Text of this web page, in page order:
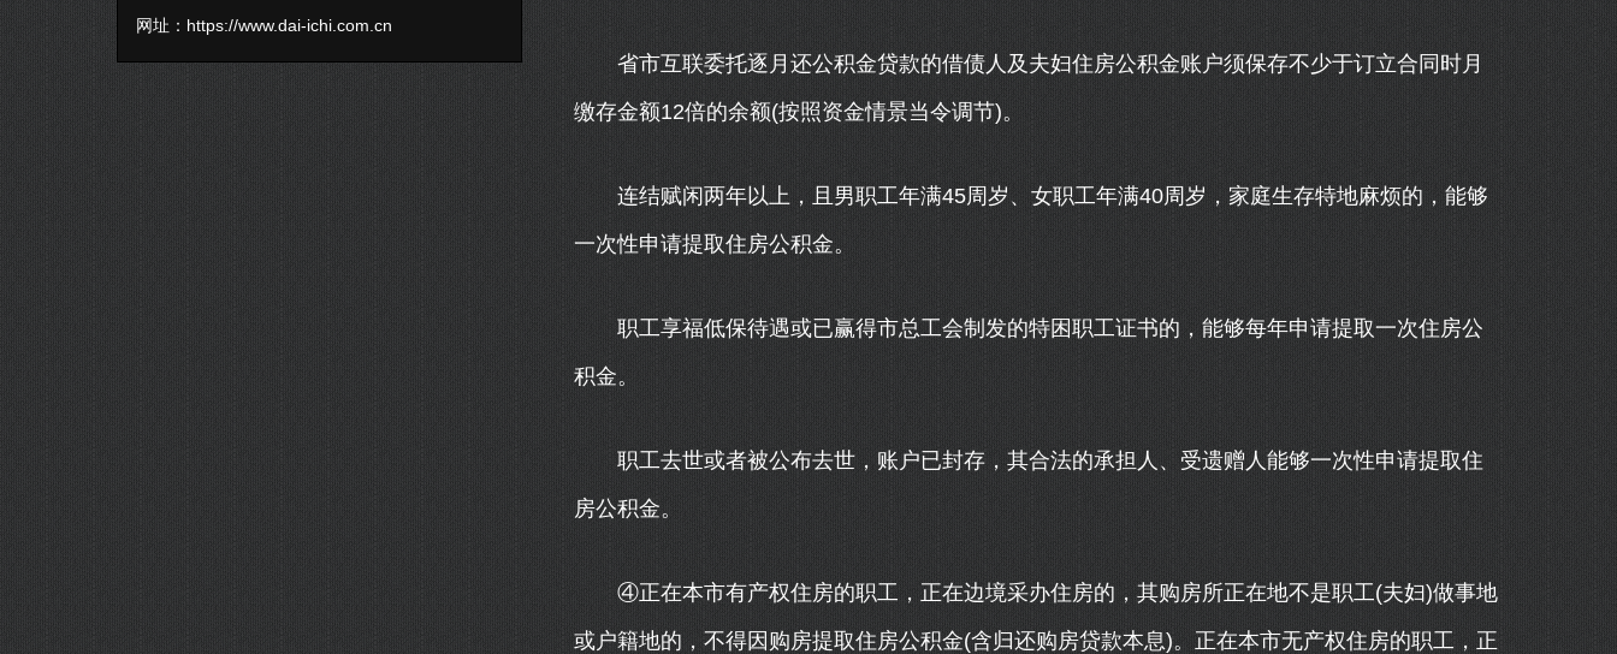
网址： https://www.dai-ichi.com.cn
省市互联委托逐月还公积金贷款的借债人及夫妇住房公积金账户须保存不少于订立合同时月
缴存金额12倍的余额(按照资金情景当令调节)。
连结赋闲两年以上，且男职工年满45周岁、女职工年满40周岁，家庭生存特地麻烦的，能够
一次性申请提取住房公积金。
职工享福低保待遇或已赢得市总工会制发的特困职工证书的，能够每年申请提取一次住房公
积金。
职工去世或者被公布去世，账户已封存，其合法的承担人、受遗赠人能够一次性申请提取住
房公积金。
④正在本市有产权住房的职工，正在边境采办住房的，其购房所正在地不是职工(夫妇)做事地
或户籍地的，不得因购房提取住房公积金(含归还购房贷款本息)。正在本市无产权住房的职工，正